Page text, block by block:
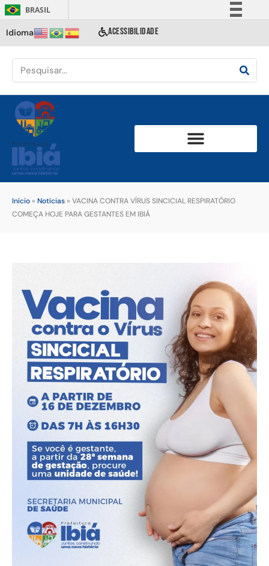
BRASIL
Comunica BR
Acesso à informação
Idioma ACESSIBILIDADE
Início » Notícias » VACINA CONTRA VÍRUS SINCICIAL RESPIRATÓRIO
COMEÇA HOJE PARA GESTANTES EM IBIÁ